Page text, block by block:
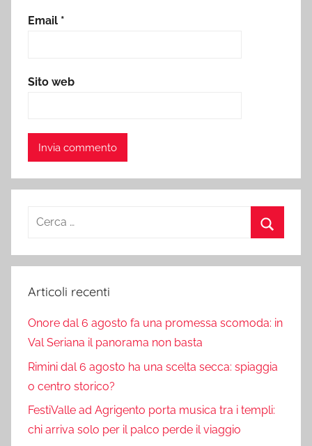
Email *
Sito web
Ricerca
Articoli recenti
Onore dal 6 agosto fa una promessa scomoda: in
Val Seriana il panorama non basta
Rimini dal 6 agosto ha una scelta secca: spiaggia
o centro storico?
FestiValle ad Agrigento porta musica tra i templi:
chi arriva solo per il palco perde il viaggio